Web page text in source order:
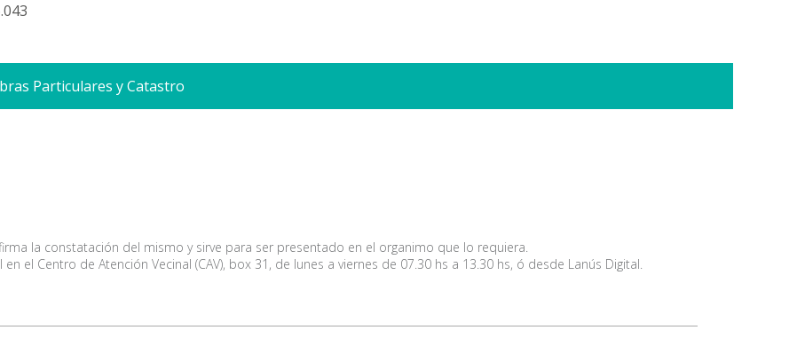
Particulares y Catastro
la constatación del mismo y sirve para ser presentado en el organimo que lo requiera.
el Centro de Atención Vecinal (CAV), box 31, de lunes a viernes de 07.30 hs a 13.30 hs, ó desde Lanús Digital.